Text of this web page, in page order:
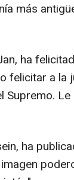
más
ha
felicitar a la
Supremo.
ha